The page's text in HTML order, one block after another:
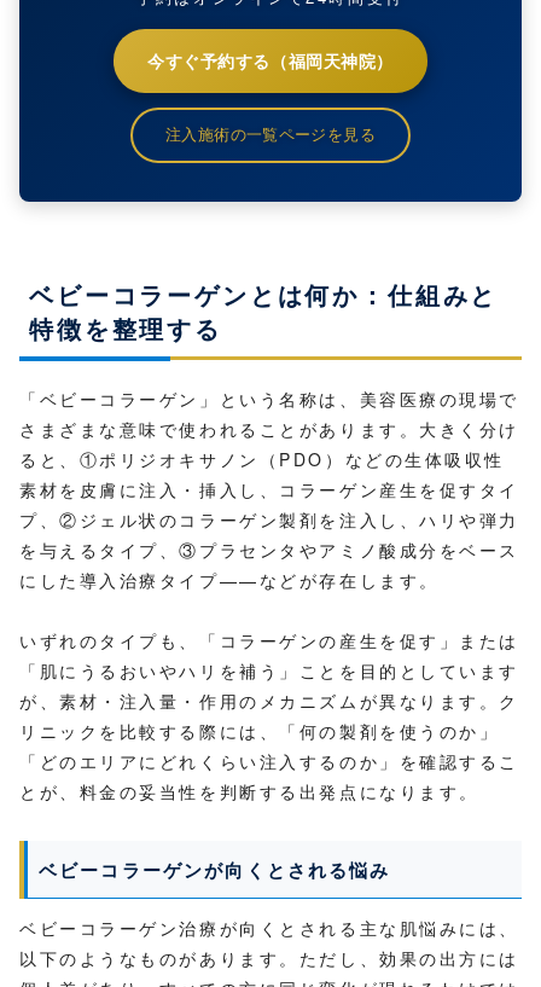
今すぐ予約する（福岡天神院）
注入施術の一覧ページを見る
ベビーコラーゲンとは何か：仕組みと
特徴を整理する
「ベビーコラーゲン」という名称は、美容医療の現場で
さまざまな意味で使われることがあります。大きく分け
ると、①ポリジオキサノン（PDO）などの生体吸収性
素材を皮膚に注入・挿入し、コラーゲン産生を促すタイ
プ、②ジェル状のコラーゲン製剤を注入し、ハリや弾力
を与えるタイプ、③プラセンタやアミノ酸成分をベース
にした導入治療タイプ——などが存在します。
いずれのタイプも、「コラーゲンの産生を促す」または
「肌にうるおいやハリを補う」ことを目的としています
が、素材・注入量・作用のメカニズムが異なります。ク
リニックを比較する際には、「何の製剤を使うのか」
「どのエリアにどれくらい注入するのか」を確認するこ
とが、料金の妥当性を判断する出発点になります。
ベビーコラーゲンが向くとされる悩み
ベビーコラーゲン治療が向くとされる主な肌悩みには、
以下のようなものがあります。ただし、効果の出方には